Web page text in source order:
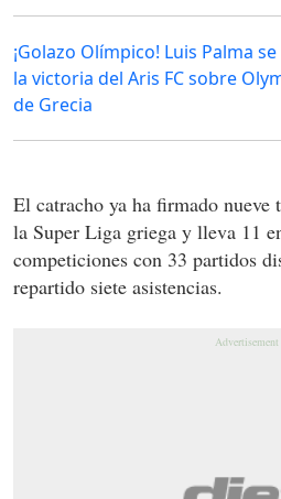
¡Golazo Olímpico! Luis Palma
la victoria del Aris FC sobre
de Grecia
El catracho ya ha firmado nueve
la Super Liga griega y lleva 11
competiciones con 33 partidos
repartido siete asistencias.